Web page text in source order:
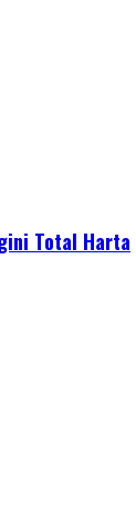
Total Harta